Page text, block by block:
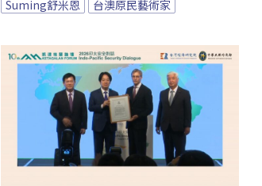
Suming舒米恩
台澳原民藝術家